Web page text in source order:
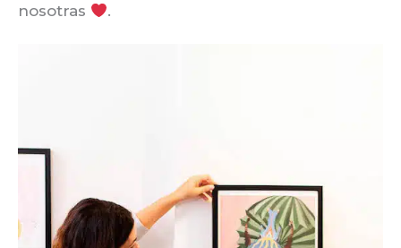
nosotras
.